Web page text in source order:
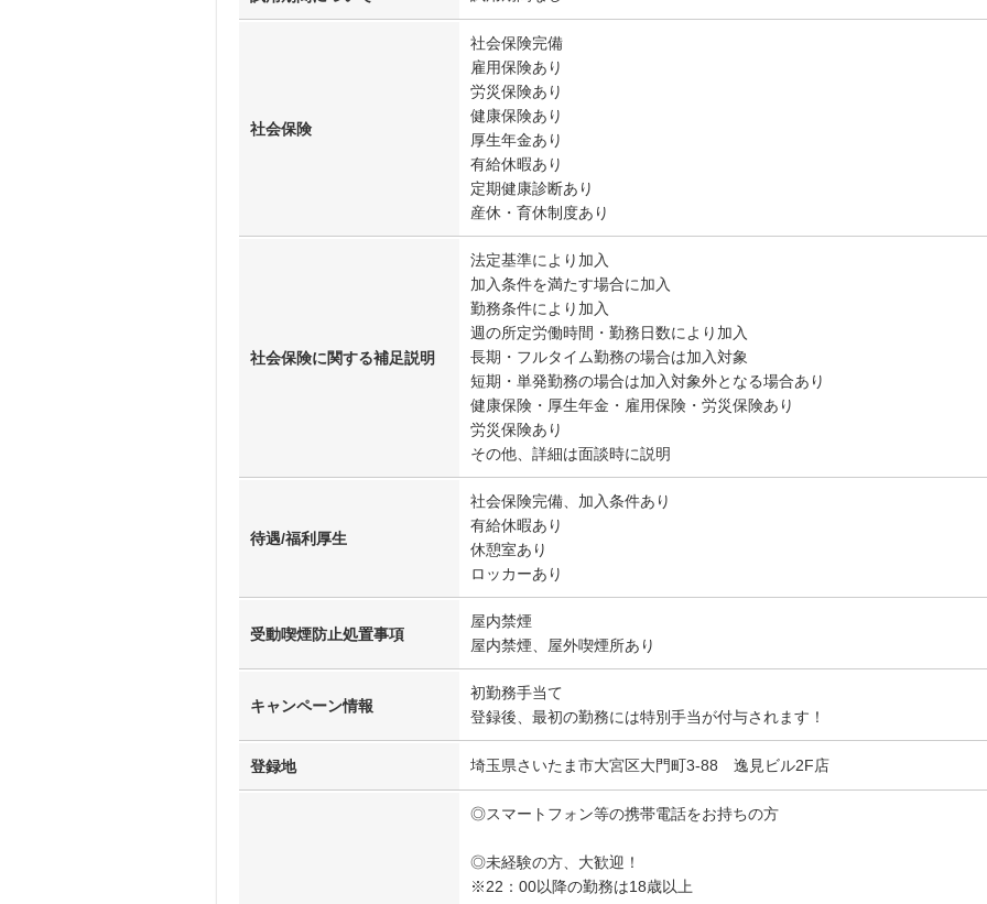
社会保険
社会保険完備
雇用保険あり
労災保険あり
健康保険あり
厚生年金あり
有給休暇あり
定期健康診断あり
産休・育休制度あり
社会保険に関する補足説明
法定基準により加入
加入条件を満たす場合に加入
勤務条件により加入
週の所定労働時間・勤務日数により加入
長期・フルタイム勤務の場合は加入対象
短期・単発勤務の場合は加入対象外となる場合あり
健康保険・厚生年金・雇用保険・労災保険あり
労災保険あり
その他、詳細は面談時に説明
待遇/福利厚生
社会保険完備、加入条件あり
有給休暇あり
休憩室あり
ロッカーあり
受動喫煙防止処置事項
屋内禁煙
屋内禁煙、屋外喫煙所あり
キャンペーン情報
初勤務手当て
登録後、最初の勤務には特別手当が付与されます！
登録地 埼玉県さいたま市大宮区大門町3-88 逸見ビル2F店
◎スマートフォン等の携帯電話をお持ちの方
◎未経験の方、大歓迎！
※22：00以降の勤務は18歳以上